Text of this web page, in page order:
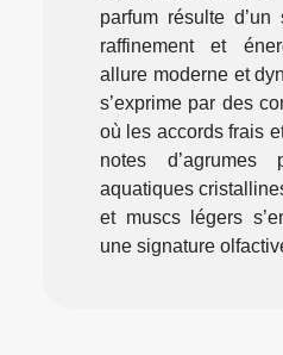
parfum résulte
raffinement et
allure moderne et
s’exprime par des
où les accords frais
notes d’agrumes
aquatiques
et muscs légers
une signature